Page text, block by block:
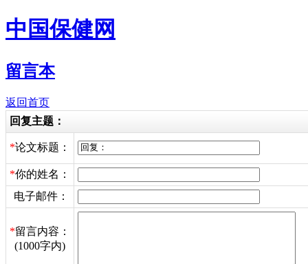
中国保健网
留言本
返回首页
回复主题：
*论文标题：
*你的姓名：
电子邮件：
*留言内容：
(1000字内)